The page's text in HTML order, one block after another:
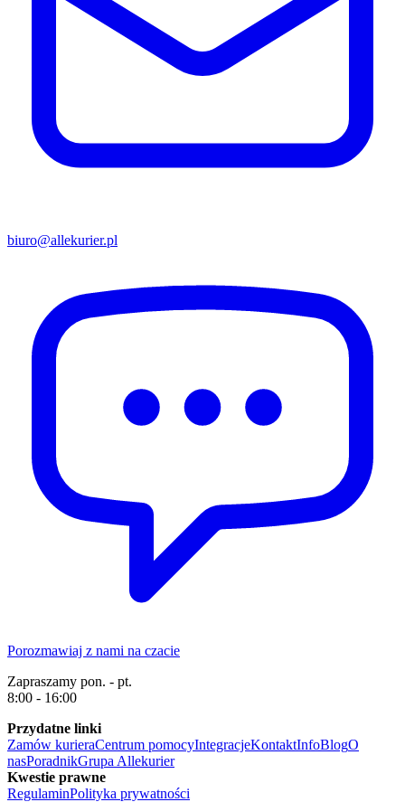
biuro@allekurier.pl
Porozmawiaj z nami na czacie
Zapraszamy pon. - pt.
8:00 - 16:00
Przydatne linki
Zamów kurieraCentrum pomocyIntegracjeKontaktInfoBlogO
nasPoradnikGrupa Allekurier
Kwestie prawne
RegulaminPolityka prywatności